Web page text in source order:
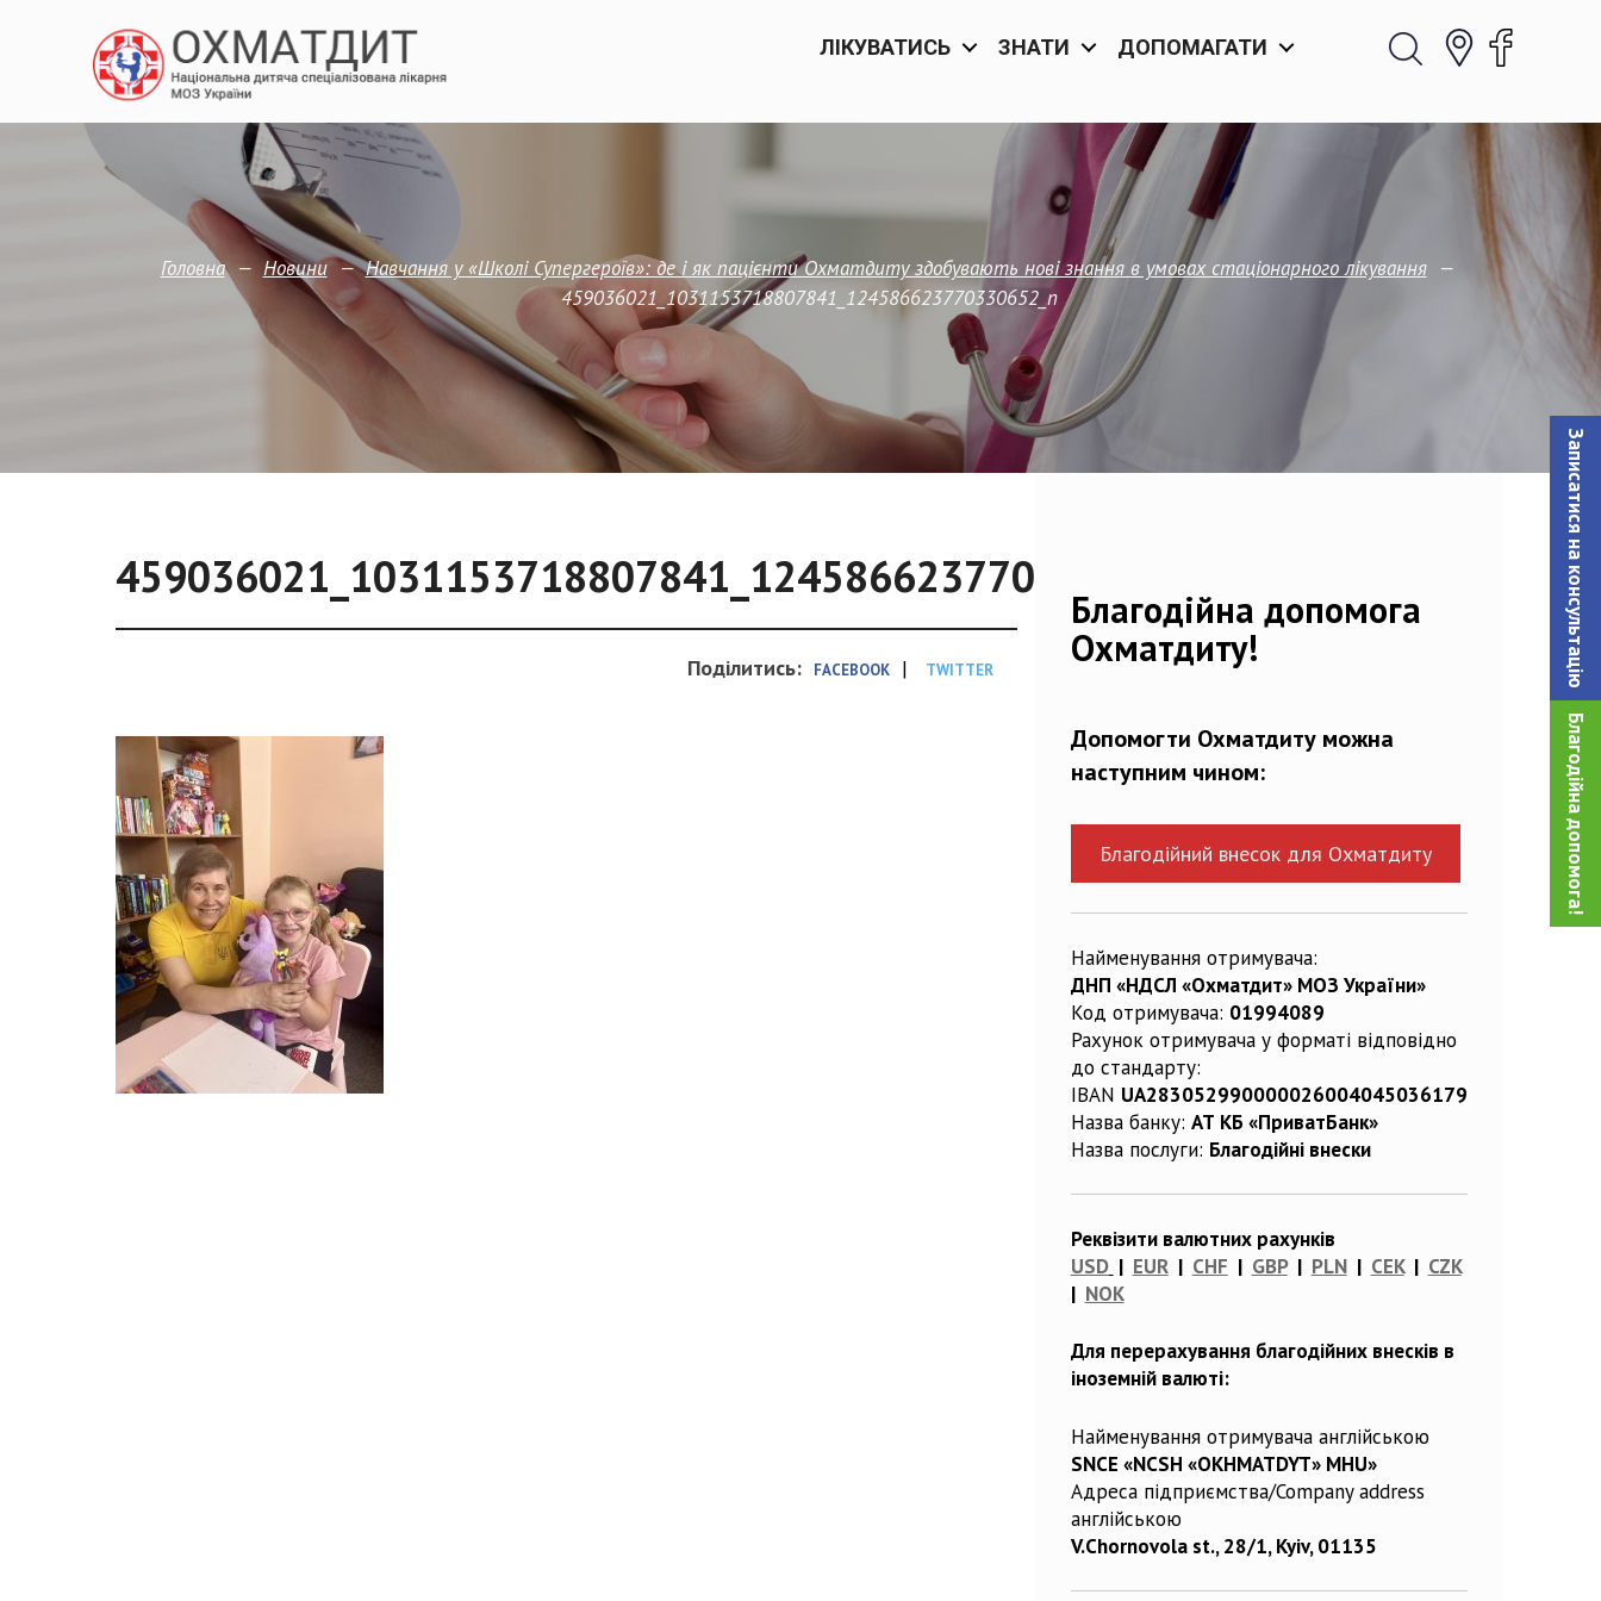
Записатися на консультацiю
Благодійна допомога!
ЛІКУВАТИСЬ ЗНАТИ ДОПОМАГАТИ
Головна — Новини — Навчання у «Школі Супергероїв»: де і як пацієнти Охматдиту здобувають нові знання в умовах стаціонарного лікування —
459036021_1031153718807841_124586623770330652_n
459036021_1031153718807841_124586623770330652_n
Поділитись: FACEBOOK | TWITTER
Благодійна допомога
Охматдиту!
Допомогти Охматдиту можна
наступним чином:
Благодійний внесок для Охматдиту
Найменування отримувача:
ДНП «НДСЛ «Охматдит» МОЗ України»
Код отримувача: 01994089
Рахунок отримувача у форматі відповідно
до стандарту:
IBAN UA283052990000026004045036179
Назва банку: АТ КБ «ПриватБанк»
Назва послуги: Благодійні внески
Реквізити валютних рахунків
USD | EUR| CHF | GBP| PLN| CEK| CZK
| NOK
Для перерахування благодійних внесків в
іноземній валюті:
Найменування отримувача англійською
SNCE «NCSH «OKHMATDYT» MHU»
Адреса підприємства/Company address
англійською
V.Chornovola st., 28/1, Kyiv, 01135